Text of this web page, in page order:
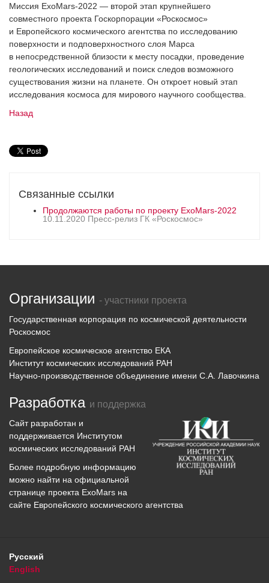
Миссия ExoMars-2022 — второй этап крупнейшего
совместного проекта Госкорпорации «Роскосмос»
и Европейского космического агентства по исследованию
поверхности и подповерхностного слоя Марса
в непосредственной близости к месту посадки, проведение
геологических исследований и поиск следов возможного
существования жизни на планете. Он откроет новый этап
исследования космоса для мирового научного сообщества.
Назад
Связанные ссылки
Продолжаются работы по проекту ExoMars-2022
10.11.2020 Пресс-релиз ГК «Роскосмос»
Организации - участники проекта
Государственная корпорация по космической деятельности
Роскосмос
Европейское космическое агентство ЕКА
Институт космических исследований РАН
Научно-производственное объединение имени С.А. Лавочкина
Разработка и поддержка
Сайт разработан и
поддерживается Институтом
космических исследований РАН
Более подробную информацию
можно найти на официальной
странице проекта ExoMars на
сайте Европейского космического агентства
Русский
English